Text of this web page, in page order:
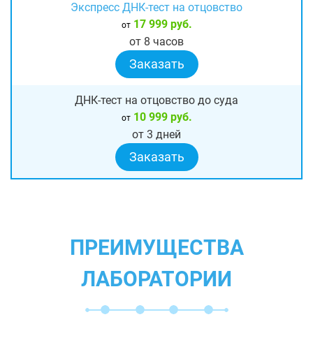
Экспресс ДНК-тест на отцовство
от17 999 руб.
от 8 часов
Заказать
ДНК-тест на отцовство до суда
от10 999 руб.
от 3 дней
Заказать
ПРЕИМУЩЕСТВА
ЛАБОРАТОРИИ